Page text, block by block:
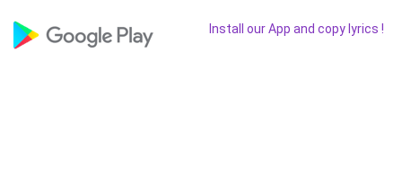
Install our App and copy lyrics !